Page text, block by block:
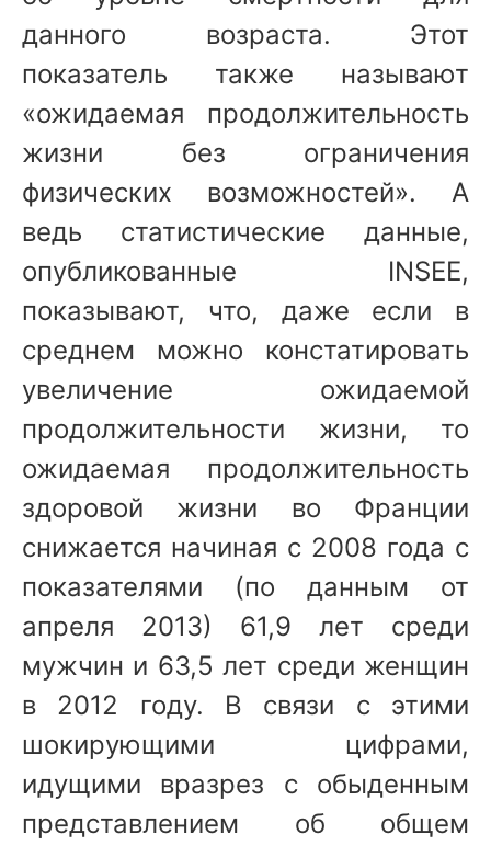
данного возраста. Этот
показатель также называют
«ожидаемая продолжительность
жизни без ограничения
физических возможностей». А
ведь статистические данные,
опубликованные INSEE,
показывают, что, даже если в
среднем можно констатировать
увеличение ожидаемой
продолжительности жизни, то
ожидаемая продолжительность
здоровой жизни во Франции
снижается начиная с 2008 года с
показателями (по данным от
апреля 2013) 61,9 лет среди
мужчин и 63,5 лет среди женщин
в 2012 году. В связи с этими
шокирующими цифрами,
идущими вразрез с обыденным
представлением об общем